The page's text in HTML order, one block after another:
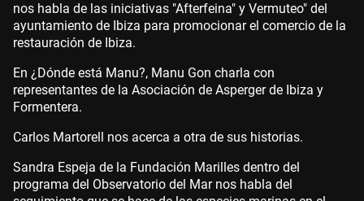
nos habla de las iniciativas "Afterfeina" y Vermuteo" del
ayuntamiento de Ibiza para promocionar el comercio de la
restauración de Ibiza.
En ¿Dónde está Manu?, Manu Gon charla con
representantes de la Asociación de Asperger de Ibiza y
Formentera.
Carlos Martorell nos acerca a otra de sus historias.
Sandra Espeja de la Fundación Marilles dentro del
programa del Observatorio del Mar nos habla del